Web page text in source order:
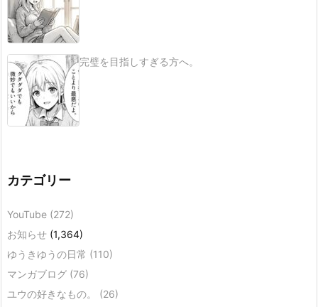
完璧を目指しすぎる方へ。
カテゴリー
YouTube (272)
お知らせ (1,364)
ゆうきゆうの日常 (110)
マンガブログ (76)
ユウの好きなもの。 (26)